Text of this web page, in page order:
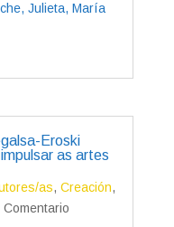
Julieta, María
Eroski
as artes
as, Creación,
Comentario